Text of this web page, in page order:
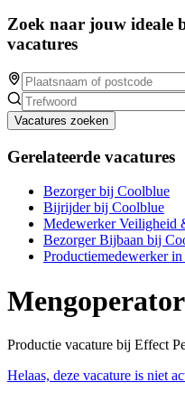
Zoek naar jouw ideale
vacatures
Vacatures zoeken
Gerelateerde vacatures
Bezorger bij Coolblue
Bijrijder bij Coolblue
Medewerker Veiligheid
Bezorger Bijbaan bij
Productiemedewerker
Mengoperator
Productie vacature bij Effect
Helaas, deze vacature is niet